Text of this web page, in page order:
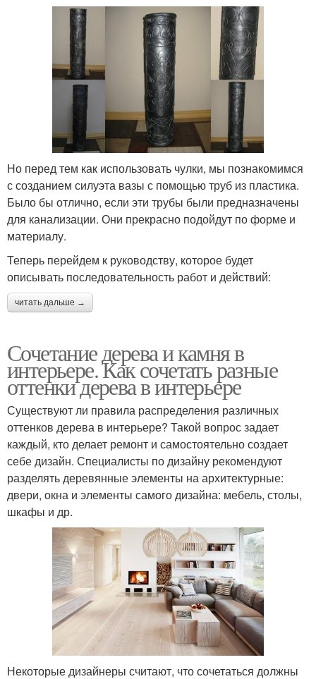
Но перед тем как использовать чулки, мы познакомимся
с созданием силуэта вазы с помощью труб из пластика.
Было бы отлично, если эти трубы были предназначены
для канализации. Они прекрасно подойдут по форме и
материалу.
Теперь перейдем к руководству, которое будет
описывать последовательность работ и действий:
читать дальше →
Сочетание дерева и камня в
интерьере. Как сочетать разные
оттенки дерева в интерьере
Существуют ли правила распределения различных
оттенков дерева в интерьере? Такой вопрос задает
каждый, кто делает ремонт и самостоятельно создает
себе дизайн. Специалисты по дизайну рекомендуют
разделять деревянные элементы на архитектурные:
двери, окна и элементы самого дизайна: мебель, столы,
шкафы и др.
Некоторые дизайнеры считают, что сочетаться должны